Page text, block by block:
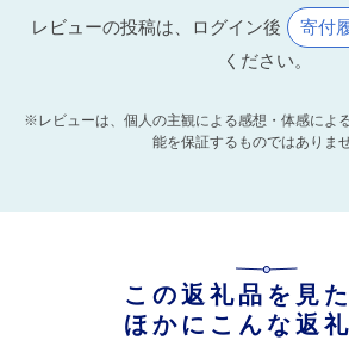
レビューの投稿は、ログイン後 寄付
ください。
※レビューは、個人の主観による感想・体感によ
能を保証するものではありませ
この返礼品を見
ほかにこんな返